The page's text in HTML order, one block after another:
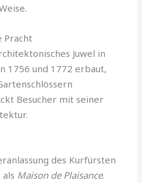
Pracht
Juwel in
1756 und 1772 erbaut,
Besucher mit seiner
des Kurfürsten
Maison de Plaisance.